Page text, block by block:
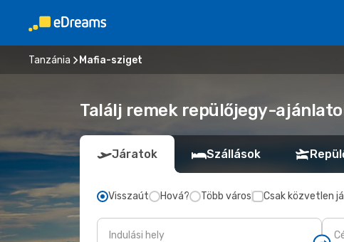
Tanzánia Mafia-sziget
Találj remek repülőjegy-
Járatok Szállások
Visszaút Hová? Több város Csak közvetlen
Indulási hely